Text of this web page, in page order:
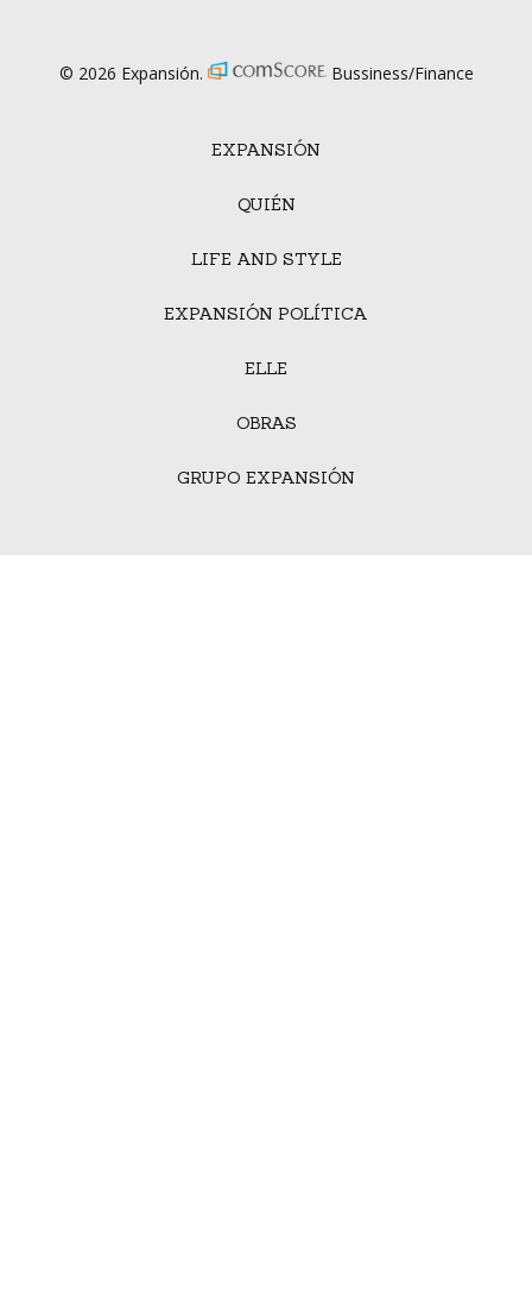
EXPANSIÓN
QUIÉN
LIFE AND STYLE
EXPANSIÓN POLÍTICA
ELLE
OBRAS
GRUPO EXPANSIÓN
© 2026 Expansión. Bussiness/Finance